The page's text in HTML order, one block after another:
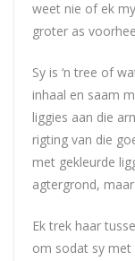
weet nie of ek
groter as
Sy is ‘n tree of
inhaal en saam
liggies aan die
rigting van die
met gekleurde
agtergrond,
Ek trek haar
om sodat sy met